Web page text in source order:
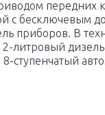
передних
с бесключевым
приборов. В
2-литровый дизель
ступенчатый